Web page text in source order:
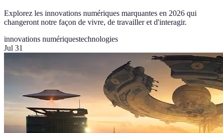
Explorez les innovations numériques marquantes en 2026 qui
changeront notre façon de vivre, de travailler et d'interagir.
innovations numériquestechnologies
Jul 31